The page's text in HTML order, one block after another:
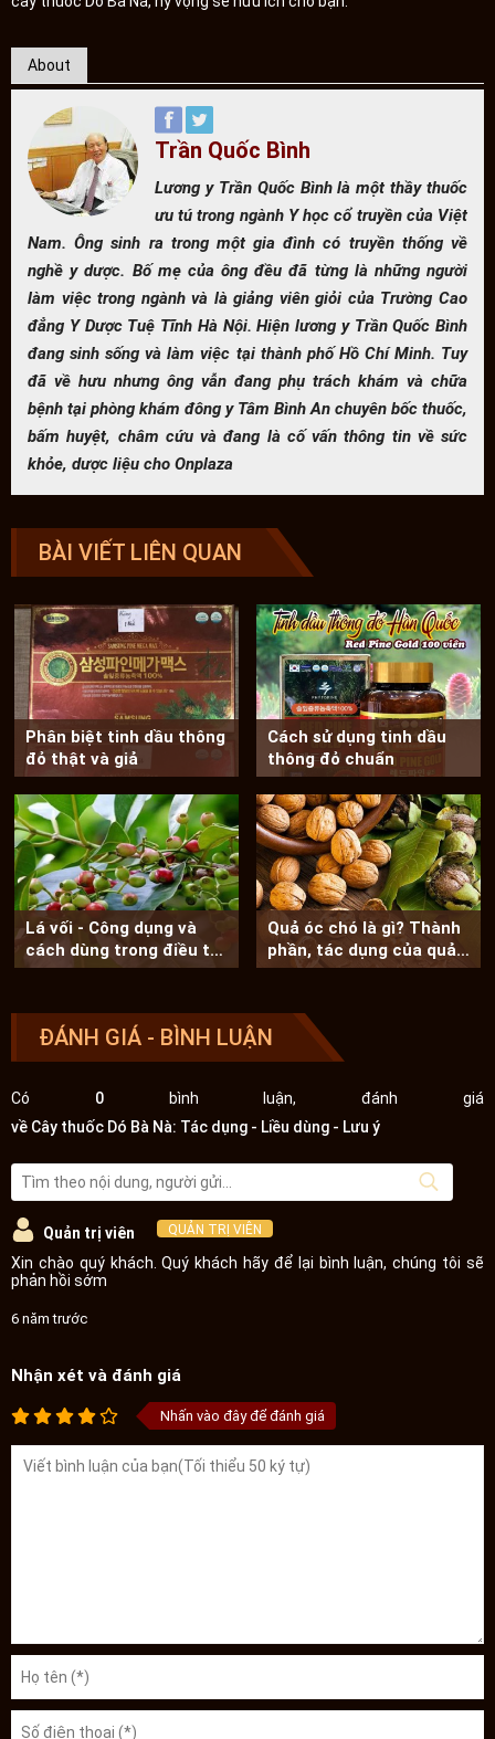
About
Trần Quốc Bình
Lương y Trần Quốc Bình là một thầy thuốc
ưu tú trong ngành Y học cổ truyền của Việt
Nam. Ông sinh ra trong một gia đình có truyền thống về
nghề y dược. Bố mẹ của ông đều đã từng là những người
làm việc trong ngành và là giảng viên giỏi của Trường Cao
đẳng Y Dược Tuệ Tĩnh Hà Nội. Hiện lương y Trần Quốc Bình
đang sinh sống và làm việc tại thành phố Hồ Chí Minh. Tuy
đã về hưu nhưng ông vẫn đang phụ trách khám và chữa
bệnh tại phòng khám đông y Tâm Bình An chuyên bốc thuốc,
bấm huyệt, châm cứu và đang là cố vấn thông tin về sức
khỏe, dược liệu cho Onplaza
BÀI VIẾT LIÊN QUAN
Phân biệt tinh dầu thông
đỏ thật và giả
Cách sử dụng tinh dầu
thông đỏ chuẩn
Lá vối - Công dụng và
cách dùng trong điều trị
bệnh
Quả óc chó là gì? Thành
phần, tác dụng của quả
óc chó
ĐÁNH GIÁ - BÌNH LUẬN
Có 0bình luận, đánh giá
về Cây thuốc Dó Bà Nà: Tác dụng - Liều dùng - Lưu ý
Quản trị viên QUẢN TRỊ VIÊN
Xin chào quý khách. Quý khách hãy để lại bình luận, chúng tôi sẽ
phản hồi sớm
6 năm trước
Nhận xét và đánh giá
Nhấn vào đây để đánh giá